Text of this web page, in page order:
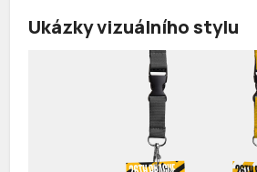
Ukázky vizuálního stylu